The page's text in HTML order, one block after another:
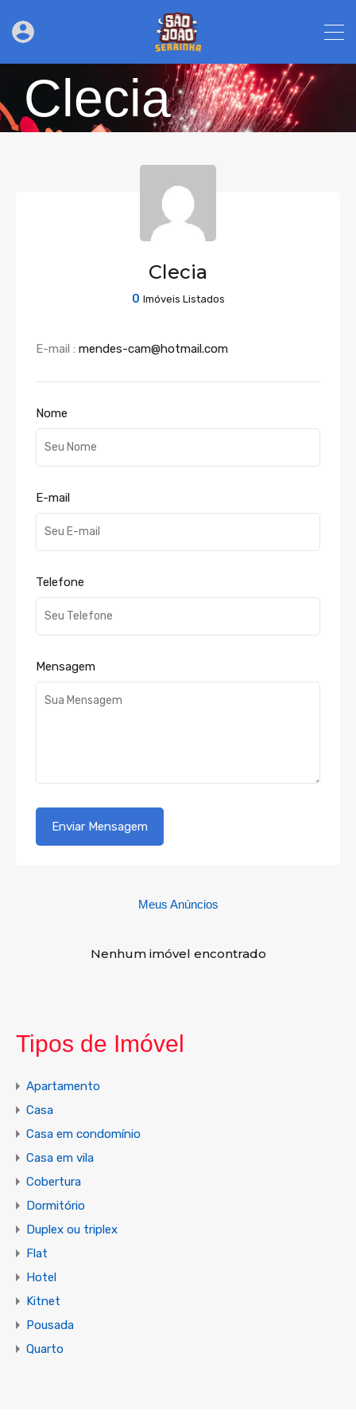
Clecia
Clecia
0 Imóveis Listados
E-mail : mendes-cam@hotmail.com
Nome
E-mail
Telefone
Mensagem
Meus Anúncios
Nenhum imóvel encontrado
Tipos de Imóvel
Apartamento
Casa
Casa em condomínio
Casa em vila
Cobertura
Dormitório
Duplex ou triplex
Flat
Hotel
Kitnet
Pousada
Quarto